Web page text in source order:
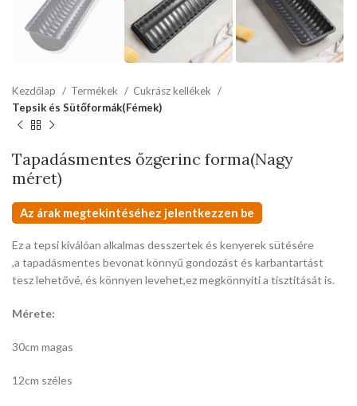
Kezdőlap Termékek
Cukrász kellékek
Tepsik és Sütőformák(Fémek)
Tapadásmentes őzgerinc forma(Nagy
méret)
Az árak megtekintéséhez jelentkezzen be
Ez a tepsi kiválóan alkalmas desszertek és kenyerek sütésére
,a tapadásmentes bevonat könnyű gondozást és karbantartást
tesz lehetővé, és könnyen levehet,ez megkönnyíti a tisztítását is.
Mérete:
30cm magas
12cm széles